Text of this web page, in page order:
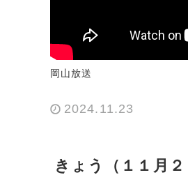
岡山放送
2024.11.23
きょう（１１月